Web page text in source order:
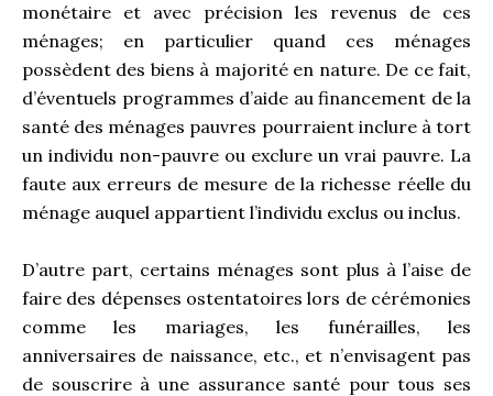
monétaire et avec précision les revenus de ces
ménages; en particulier quand ces ménages
possèdent des biens à majorité en nature. De ce fait,
d’éventuels programmes d’aide au financement de la
santé des ménages pauvres pourraient inclure à tort
un individu non-pauvre ou exclure un vrai pauvre. La
faute aux erreurs de mesure de la richesse réelle du
ménage auquel appartient l’individu exclus ou inclus.
D’autre part, certains ménages sont plus à l’aise de
faire des dépenses ostentatoires lors de cérémonies
comme les mariages, les funérailles, les
anniversaires de naissance, etc., et n’envisagent pas
de souscrire à une assurance santé pour tous ses